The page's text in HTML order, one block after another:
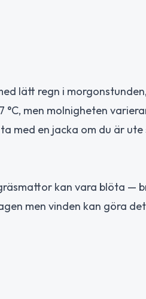
lätt regn i
°C, men molnigheten
med en jacka om du är ute
kan vara blöta —
men vinden kan göra